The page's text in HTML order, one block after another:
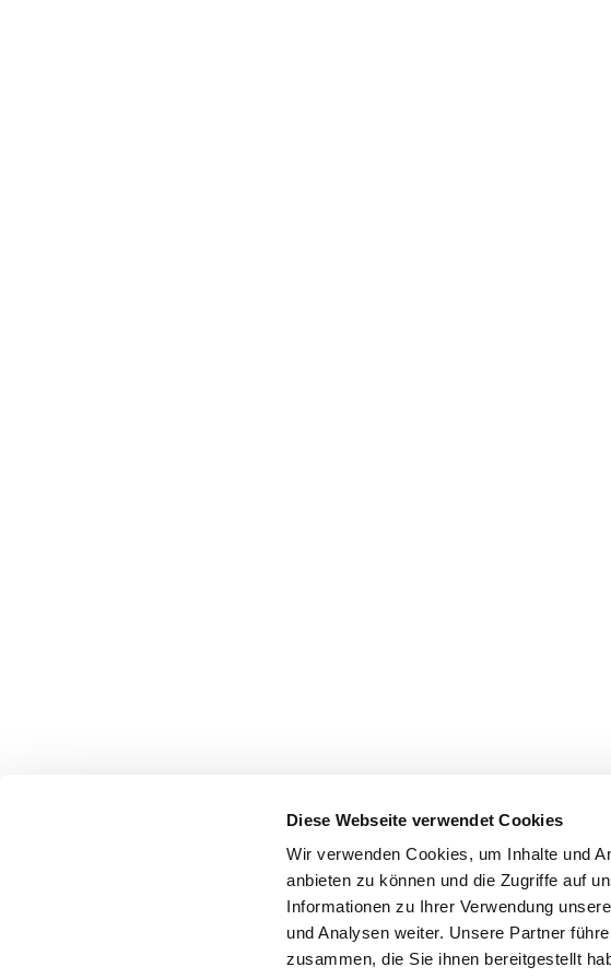
Diese Webseite verwendet Cookies
Wir verwenden Cookies, um Inhalte und
anbieten zu können und die Zugriffe auf
Informationen zu Ihrer Verwendung
und Analysen weiter. Unsere Partner
zusammen, die Sie ihnen bereitgestellt